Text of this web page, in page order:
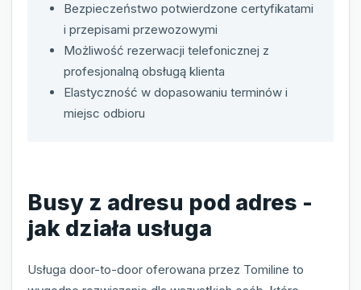
Bezpieczeństwo potwierdzone certyfikatami
i przepisami przewozowymi
Możliwość rezerwacji telefonicznej z
profesjonalną obsługą klienta
Elastyczność w dopasowaniu terminów i
miejsc odbioru
Busy z adresu pod adres -
jak działa usługa
Usługa door-to-door oferowana przez Tomiline to